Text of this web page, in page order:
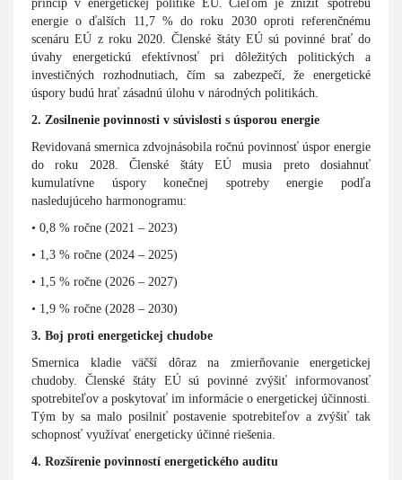
energie o ďalších 11,7 % do roku 2030 oproti referenčnému
scenáru EÚ z roku 2020. Členské štáty EÚ sú povinné brať do
úvahy energetickú efektívnosť pri dôležitých politických a
investičných rozhodnutiach, čím sa zabezpečí, že energetické
úspory budú hrať zásadnú úlohu v národných politikách.
2. Zosilnenie povinnosti v súvislosti s úsporou energie
Revidovaná smernica zdvojnásobila ročnú povinnosť úspor energie
do roku 2028. Členské štáty EÚ musia preto dosiahnuť
kumulatívne úspory konečnej spotreby energie podľa
nasledujúceho harmonogramu:
• 0,8 % ročne (2021 – 2023)
• 1,3 % ročne (2024 – 2025)
• 1,5 % ročne (2026 – 2027)
• 1,9 % ročne (2028 – 2030)
3. Boj proti energetickej chudobe
Smernica kladie väčší dôraz na zmierňovanie energetickej
chudoby. Členské štáty EÚ sú povinné zvýšiť informovanosť
spotrebiteľov a poskytovať im informácie o energetickej účinnosti.
Tým by sa malo posilniť postavenie spotrebiteľov a zvýšiť tak
schopnosť využívať energeticky účinné riešenia.
4. Rozšírenie povinností energetického auditu